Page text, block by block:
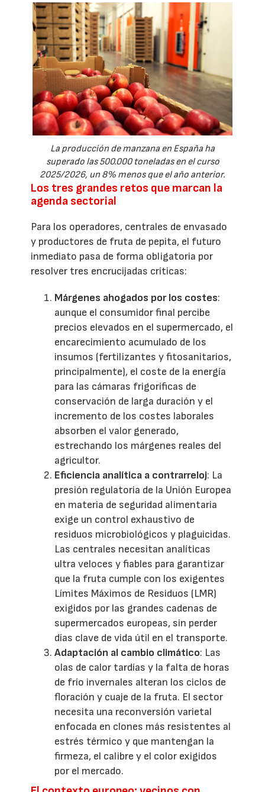
La producción de manzana en España ha
superado las 500.000 toneladas en el curso
2025/2026, un 8% menos que el año anterior.
Los tres grandes retos que marcan la
agenda sectorial
Para los operadores, centrales de envasado
y productores de fruta de pepita, el futuro
inmediato pasa de forma obligatoria por
resolver tres encrucijadas críticas:
Márgenes ahogados por los costes:
aunque el consumidor final percibe
precios elevados en el supermercado, el
encarecimiento acumulado de los
insumos (fertilizantes y fitosanitarios,
principalmente), el coste de la energía
para las cámaras frigoríficas de
conservación de larga duración y el
incremento de los costes laborales
absorben el valor generado,
estrechando los márgenes reales del
agricultor.
Eficiencia analítica a contrarreloj: La
presión regulatoria de la Unión Europea
en materia de seguridad alimentaria
exige un control exhaustivo de
residuos microbiológicos y plaguicidas.
Las centrales necesitan analíticas
ultra veloces y fiables para garantizar
que la fruta cumple con los exigentes
Límites Máximos de Residuos (LMR)
exigidos por las grandes cadenas de
supermercados europeas, sin perder
días clave de vida útil en el transporte.
Adaptación al cambio climático: Las
olas de calor tardías y la falta de horas
de frío invernales alteran los ciclos de
floración y cuaje de la fruta. El sector
necesita una reconversión varietal
enfocada en clones más resistentes al
estrés térmico y que mantengan la
firmeza, el calibre y el color exigidos
por el mercado.